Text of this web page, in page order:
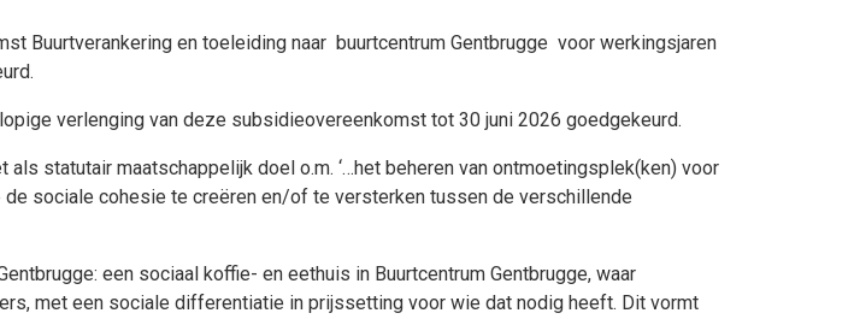
Buurtverankering en toeleiding naar buurtcentrum Gentbrugge voor werkingsjaren
verlenging van deze subsidieovereenkomst tot 30 juni 2026 goedgekeurd.
statutair maatschappelijk doel o.m. ‘…het beheren van ontmoetingsplek(ken) voor
sociale cohesie te creëren en/of te versterken tussen de verschillende
een sociaal koffie- en eethuis in Buurtcentrum Gentbrugge, waar
met een sociale differentiatie in prijssetting voor wie dat nodig heeft. Dit vormt